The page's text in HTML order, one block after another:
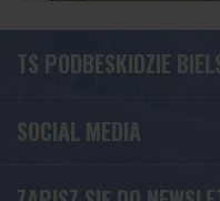
TS PODBESKIDZIE
SOCIAL MEDIA